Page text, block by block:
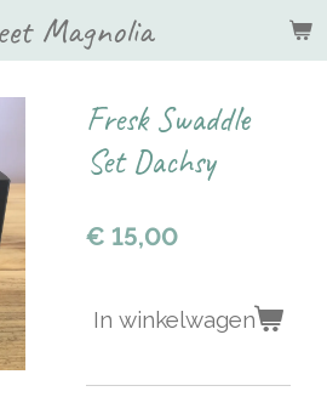
Magnolia
Fresk Swaddle
Set Dachsy
€ 15,00
In winkelwagen